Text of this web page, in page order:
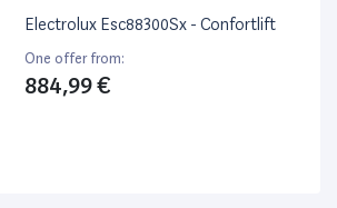
Electrolux Esc88300Sx - Confortlift
One offer from:
884,99 €